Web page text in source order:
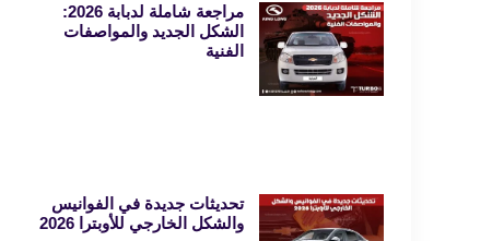
مراجعة شاملة لدبابة 2026:
الشكل الجديد والمواصفات
الفنية
تحديثات جديدة في الفوانيس
والشكل الخارجي للأوبترا 2026